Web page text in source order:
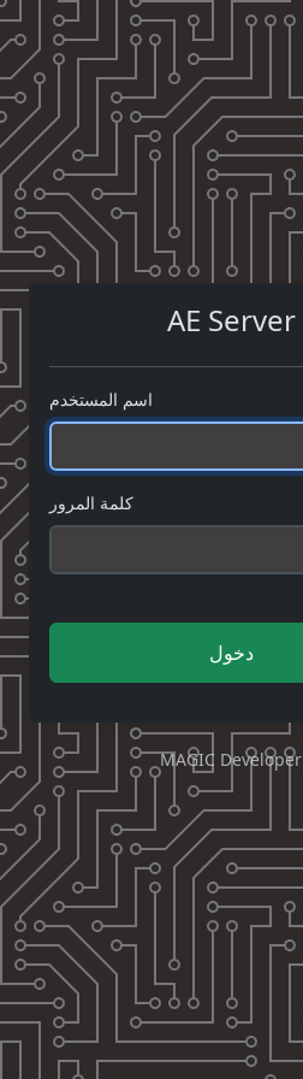
AE Server
اسم المستخدم
كلمة المرور
دخول
MAGIC Developer